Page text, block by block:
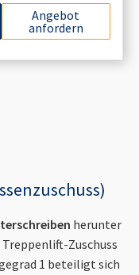
Angebot
anfordern
herunter
Zuschuss
1 beteiligt sich